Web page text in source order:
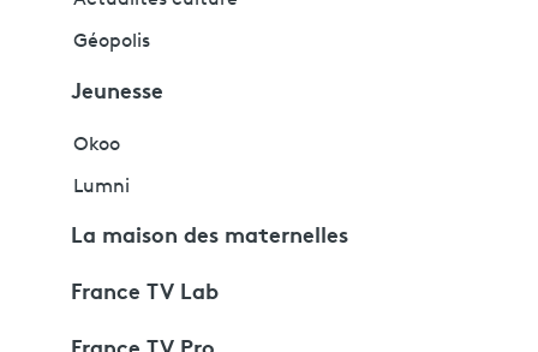
Géopolis
Jeunesse
Okoo
Lumni
La maison des maternelles
France TV Lab
France TV Pro